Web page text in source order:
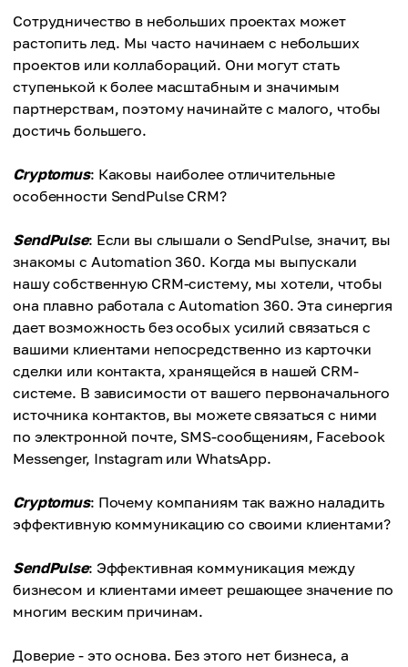
Сотрудничество в небольших проектах может
растопить лед. Мы часто начинаем с небольших
проектов или коллабораций. Они могут стать
ступенькой к более масштабным и значимым
партнерствам, поэтому начинайте с малого, чтобы
достичь большего.
Cryptomus: Каковы наиболее отличительные
особенности SendPulse CRM?
SendPulse: Если вы слышали о SendPulse, значит, вы
знакомы с Automation 360. Когда мы выпускали
нашу собственную CRM-систему, мы хотели, чтобы
она плавно работала с Automation 360. Эта синергия
дает возможность без особых усилий связаться с
вашими клиентами непосредственно из карточки
сделки или контакта, хранящейся в нашей CRM-
системе. В зависимости от вашего первоначального
источника контактов, вы можете связаться с ними
по электронной почте, SMS-сообщениям, Facebook
Messenger, Instagram или WhatsApp.
Cryptomus: Почему компаниям так важно наладить
эффективную коммуникацию со своими клиентами?
SendPulse: Эффективная коммуникация между
бизнесом и клиентами имеет решающее значение по
многим веским причинам.
Доверие - это основа. Без этого нет бизнеса, а